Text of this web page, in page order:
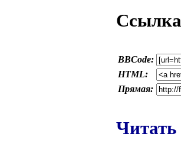
BBCode:
HTML:
Прямая: